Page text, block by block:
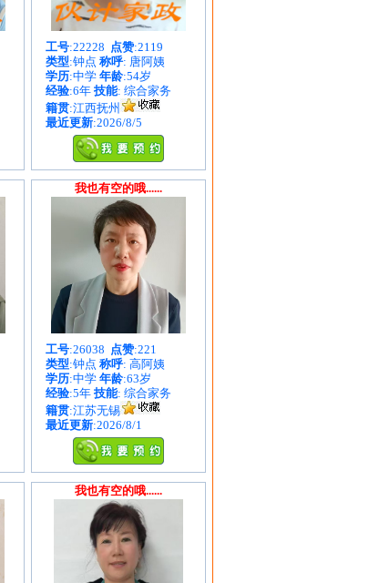
工号:22228 点赞:2119
类型:钟点 称呼: 唐阿姨
学历:中学 年龄:54岁
经验:6年 技能: 综合家务
籍贯:江西抚州
最近更新:2026/8/5
我也有空的哦......
工号:26038 点赞:221
类型:钟点 称呼: 高阿姨
学历:中学 年龄:63岁
经验:5年 技能: 综合家务
籍贯:江苏无锡
最近更新:2026/8/1
我也有空的哦......